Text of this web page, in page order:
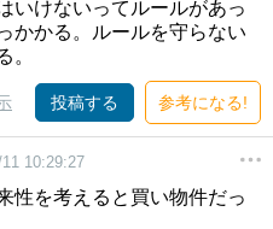
いけないってルールがあっ
かかる。ルールを守らない
。
投稿する 参考になる!
10:29:27
性を考えると買い物件だっ